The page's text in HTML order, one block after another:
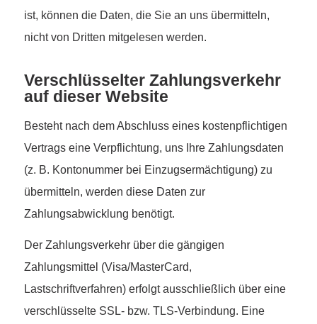
ist, können die Daten, die Sie an uns übermitteln,
nicht von Dritten mitgelesen werden.
Verschlüsselter Zahlungsverkehr
auf dieser Website
Besteht nach dem Abschluss eines kostenpflichtigen
Vertrags eine Verpflichtung, uns Ihre Zahlungsdaten
(z. B. Kontonummer bei Einzugsermächtigung) zu
übermitteln, werden diese Daten zur
Zahlungsabwicklung benötigt.
Der Zahlungsverkehr über die gängigen
Zahlungsmittel (Visa/MasterCard,
Lastschriftverfahren) erfolgt ausschließlich über eine
verschlüsselte SSL- bzw. TLS-Verbindung. Eine